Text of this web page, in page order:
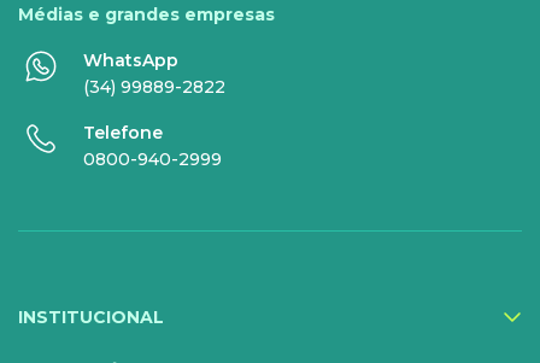
SERVIÇOS
DIGITAIS
Compartilhe Energia
Exa Segurança
Médias e grandes empresas
WhatsApp
(34) 99889-2822
Telefone
0800-940-2999
INSTITUCIONAL